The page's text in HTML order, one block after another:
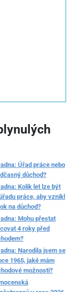
Úřad práce nebo
důchod?
Kolik let lze být
práce, aby vznikl
na důchod?
Mohu přestat
4 roky před
Narodila jsem se
1965, jaké mám
možnosti?